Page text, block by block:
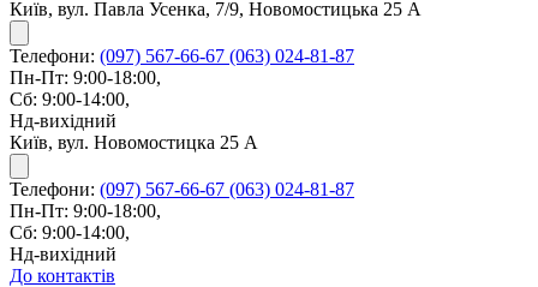
Київ, вул. Павла Усенка, 7/9, Новомостицька 25 А
Телефони: (097) 567-66-67 (063) 024-81-87
Пн-Пт: 9:00-18:00,
Сб: 9:00-14:00,
Нд-вихідний
Київ, вул. Новомостицка 25 А
Телефони: (097) 567-66-67 (063) 024-81-87
Пн-Пт: 9:00-18:00,
Сб: 9:00-14:00,
Нд-вихідний
До контактів